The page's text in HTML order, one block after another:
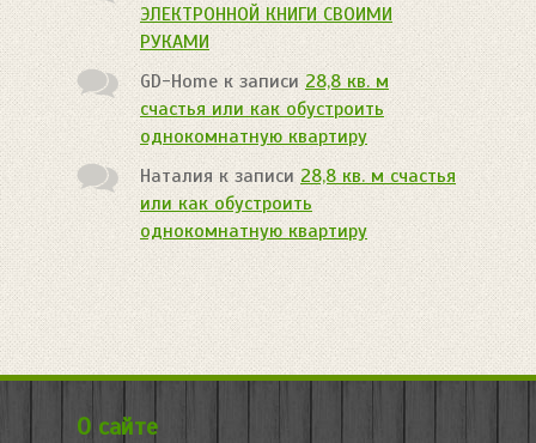
ЭЛЕКТРОННОЙ КНИГИ СВОИМИ
РУКАМИ
GD-Home к записи 28,8 кв. м
счастья или как обустроить
однокомнатную квартиру
Наталия к записи 28,8 кв. м счастья
или как обустроить
однокомнатную квартиру
О сайте